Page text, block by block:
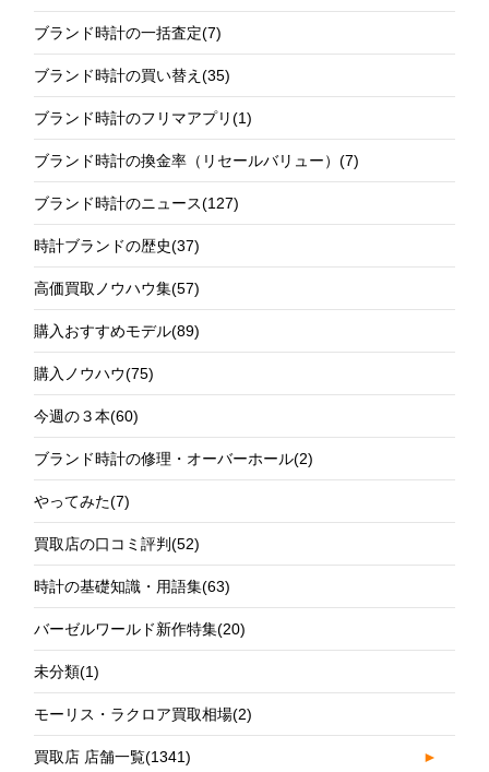
ブランド時計の一括査定(7)
ブランド時計の買い替え(35)
ブランド時計のフリマアプリ(1)
ブランド時計の換金率（リセールバリュー）(7)
ブランド時計のニュース(127)
時計ブランドの歴史(37)
高価買取ノウハウ集(57)
購入おすすめモデル(89)
購入ノウハウ(75)
今週の３本(60)
ブランド時計の修理・オーバーホール(2)
やってみた(7)
買取店の口コミ評判(52)
時計の基礎知識・用語集(63)
バーゼルワールド新作特集(20)
未分類(1)
モーリス・ラクロア買取相場(2)
買取店 店舗一覧(1341) ►